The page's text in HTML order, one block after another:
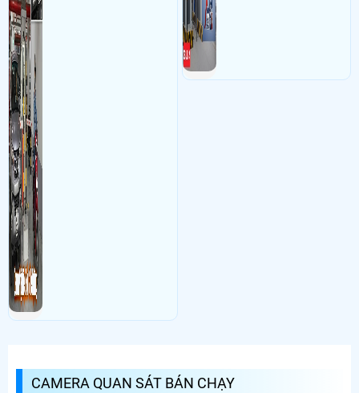
CAMERA QUAN SÁT BÁN CHẠY